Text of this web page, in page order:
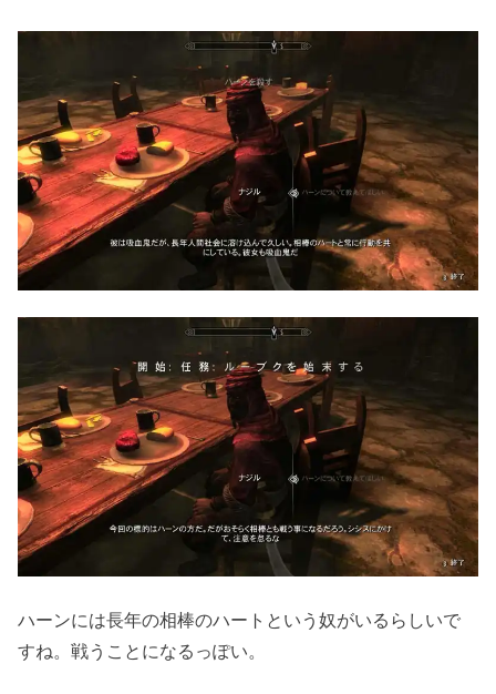
ハーンには長年の相棒のハートという奴がいるらしいで
すね。戦うことになるっぽい。